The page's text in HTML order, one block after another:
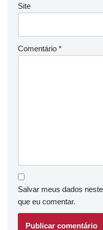
Site
Comentário *
Salvar meus dados
que eu comentar.